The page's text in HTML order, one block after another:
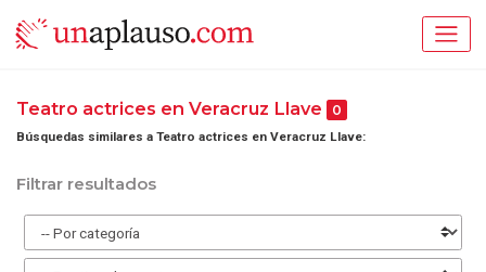
Teatro actrices en Veracruz Llave 0
Búsquedas similares a Teatro actrices en Veracruz Llave:
Filtrar resultados